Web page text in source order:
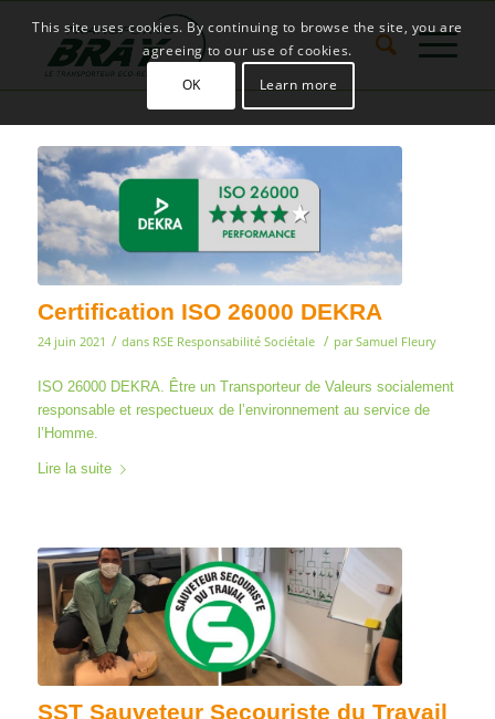
Certification ISO 26000 DEKRA
24 juin 2021 / dans RSE Responsabilité Sociétale / parSamuel Fleury
ISO 26000 DEKRA. Être un Transporteur de Valeurs socialement
responsable et respectueux de l’environnement au service de
l’Homme.
Lire la suite
SST Sauveteur Secouriste du Travail
This site uses cookies. By continuing to browse the site, you are
agreeing to our use of cookies.
OK
Learn more